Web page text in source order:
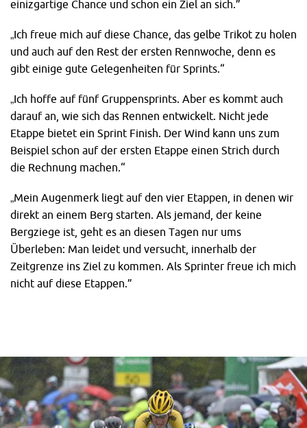
einizgartige Chance und schon ein Ziel an sich.”
„Ich freue mich auf diese Chance, das gelbe Trikot zu holen
und auch auf den Rest der ersten Rennwoche, denn es
gibt einige gute Gelegenheiten für Sprints.“
„Ich hoffe auf fünf Gruppensprints. Aber es kommt auch
darauf an, wie sich das Rennen entwickelt. Nicht jede
Etappe bietet ein Sprint Finish. Der Wind kann uns zum
Beispiel schon auf der ersten Etappe einen Strich durch
die Rechnung machen.“
„Mein Augenmerk liegt auf den vier Etappen, in denen wir
direkt an einem Berg starten. Als jemand, der keine
Bergziege ist, geht es an diesen Tagen nur ums
Überleben: Man leidet und versucht, innerhalb der
Zeitgrenze ins Ziel zu kommen. Als Sprinter freue ich mich
nicht auf diese Etappen.”